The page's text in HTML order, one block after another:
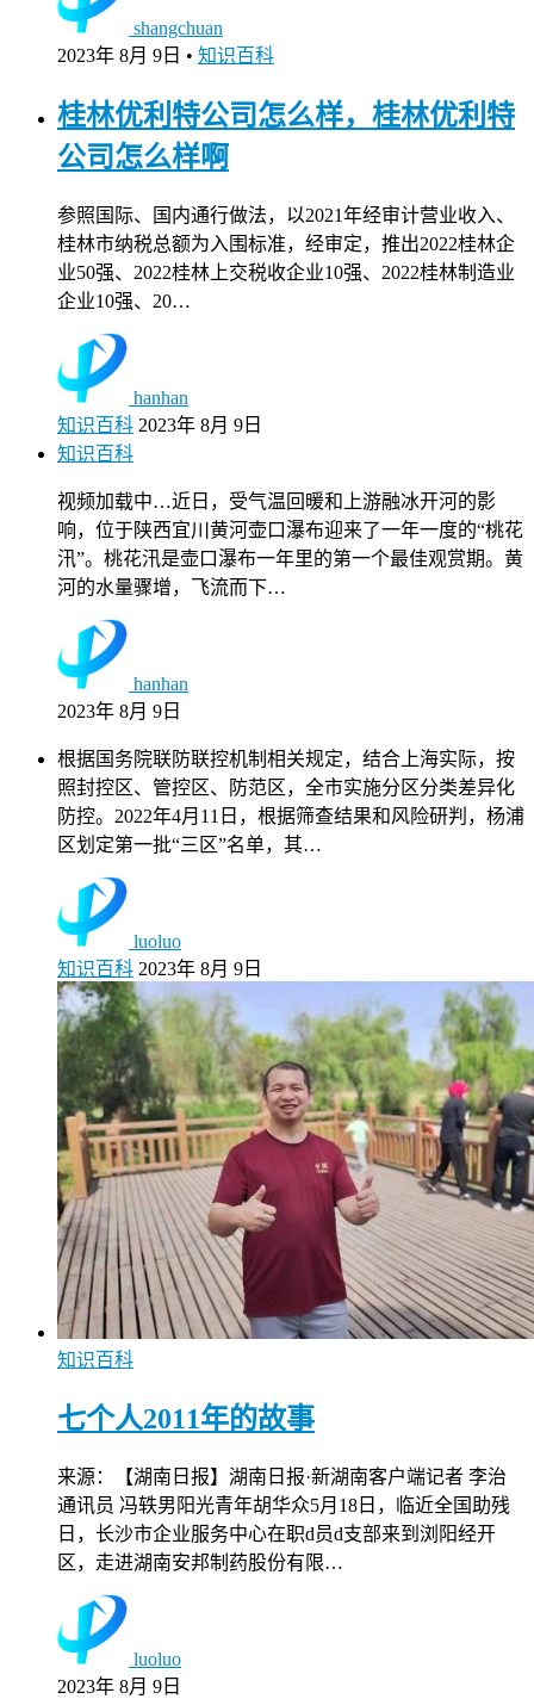
shangchuan
2023年 8月 9日 • 知识百科
桂林优利特公司怎么样，桂林优利特
公司怎么样啊
参照国际、国内通行做法，以2021年经审计营业收入、
桂林市纳税总额为入围标准，经审定，推出2022桂林企
业50强、2022桂林上交税收企业10强、2022桂林制造业
企业10强、20…
hanhan
知识百科 2023年 8月 9日
知识百科
视频加载中…近日，受气温回暖和上游融冰开河的影
响，位于陕西宜川黄河壶口瀑布迎来了一年一度的“桃花
汛”。桃花汛是壶口瀑布一年里的第一个最佳观赏期。黄
河的水量骤增，飞流而下…
hanhan
2023年 8月 9日
根据国务院联防联控机制相关规定，结合上海实际，按
照封控区、管控区、防范区，全市实施分区分类差异化
防控。2022年4月11日，根据筛查结果和风险研判，杨浦
区划定第一批“三区”名单，其…
luoluo
知识百科 2023年 8月 9日
知识百科
七个人2011年的故事
来源：【湖南日报】湖南日报·新湖南客户端记者 李治
通讯员 冯轶男阳光青年胡华众5月18日，临近全国助残
日，长沙市企业服务中心在职d员d支部来到浏阳经开
区，走进湖南安邦制药股份有限…
luoluo
2023年 8月 9日